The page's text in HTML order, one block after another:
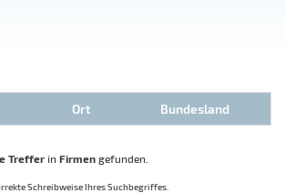
Ort Bundesland
Treffer in Firmen gefunden.
Schreibweise Ihres Suchbegriffes.